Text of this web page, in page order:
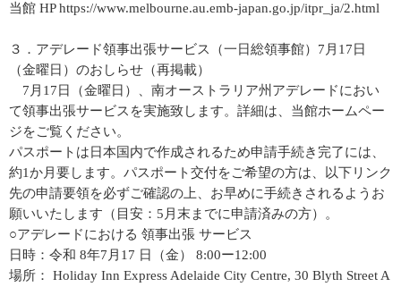
当館 HP https://www.melbourne.au.emb-japan.go.jp/itpr_ja/2.html
３．アデレード領事出張サービス（一日総領事館）7月17日
（金曜日）のおしらせ（再掲載）
7月17日（金曜日）、南オーストラリア州アデレードにおい
て領事出張サービスを実施致します。詳細は、当館ホームペー
ジをご覧ください。
パスポートは日本国内で作成されるため申請手続き完了には、
約1か月要します。パスポート交付をご希望の方は、以下リンク
先の申請要領を必ずご確認の上、お早めに手続きされるようお
願いいたします（目安：5月末までに申請済みの方）。
○アデレードにおける 領事出張 サービス
日時：令和 8年7月17 日（金） 8:00ー12:00
場所： Holiday Inn Express Adelaide City Centre, 30 Blyth Street A